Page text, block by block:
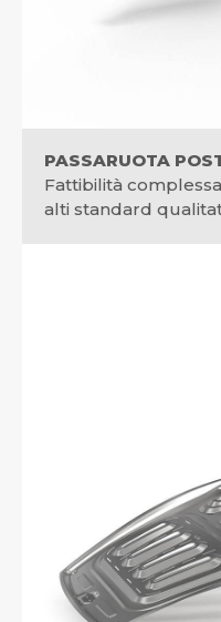
PASSARUOTA
Fattibilità
alti standard